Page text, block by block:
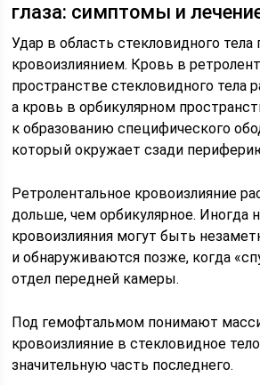
глаза: симптомы и
Удар в область стекловидного тела
кровоизлиянием. Кровь в
пространстве стекловидного тела
а кровь в орбикулярном
к образованию специфического
который окружает сзади
Ретролентальное кровоизлияние
дольше, чем орбикулярное. Иногда
кровоизлияния могут быть
и обнаруживаются позже, когда
отдел передней камеры.
Под гемофтальмом понимают
кровоизлияние в стекловидное
значительную часть последнего.